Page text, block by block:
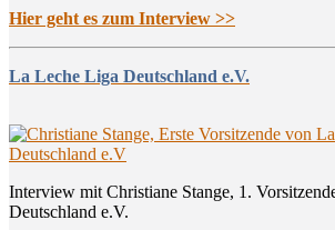
Hier geht es zum Interview >>
La Leche Liga Deutschland e.V.
Interview mit Christiane Stange, 1.
Deutschland e.V.